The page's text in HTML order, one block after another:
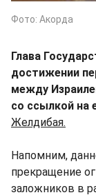
Фото: Акорда
Глава
достижении
между
со ссылкой на
Желдибая.
Напомним,
прекращение
заложников в